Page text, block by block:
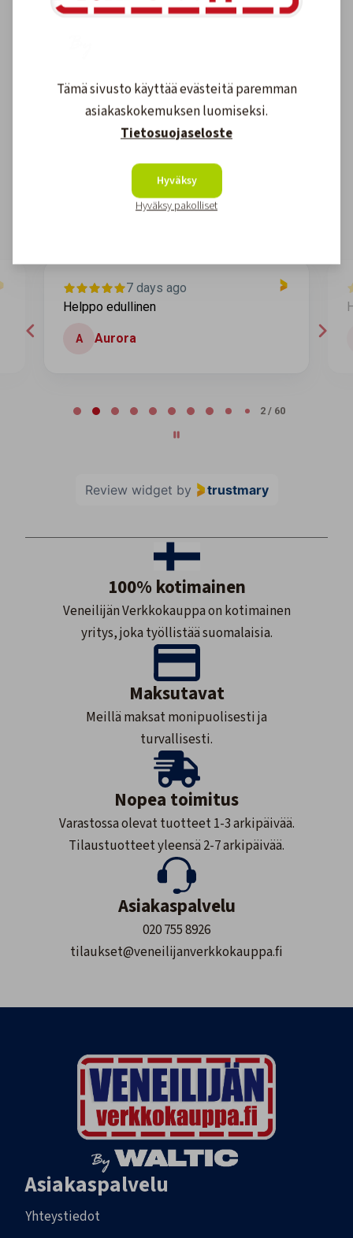
Asiakkaidemme kokemuksia
4.6 1608arvostelut
Kirjoita arvostelu
7 days ago
Helppo edullinen
A Aurora
2 / 60
Review widget by trustmary
100% kotimainen
Veneilijän Verkkokauppa on kotimainen
yritys, joka työllistää suomalaisia.
Maksutavat
Meillä maksat monipuolisesti ja
turvallisesti.
Nopea toimitus
Varastossa olevat tuotteet 1-3 arkipäivää.
Tilaustuotteet yleensä 2-7 arkipäivää.
Asiakaspalvelu
020 755 8926
tilaukset@veneilijanverkkokauppa.fi
Asiakaspalvelu
Yhteystiedot
Tämä sivusto käyttää evästeitä paremman
asiakaskokemuksen luomiseksi.
Tietosuojaseloste
Hyväksy
Hyväksy pakolliset